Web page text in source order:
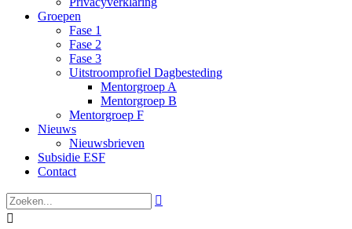
Groepen
Fase 1
Fase 2
Fase 3
Uitstroomprofiel Dagbesteding
Mentorgroep A
Mentorgroep B
Mentorgroep F
Nieuws
Nieuwsbrieven
Subsidie ESF
Contact

